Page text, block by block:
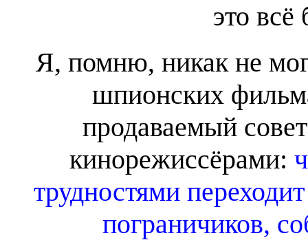
это всё
Я, помню, никак не
шпионских
продаваемый
кинорежиссёрами:
трудностями
пограничиков,